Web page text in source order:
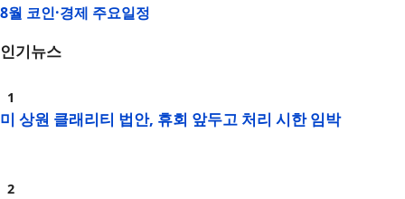
8월 코인·경제 주요일정
인기뉴스
미 상원 클래리티 법안, 휴회 앞두고 처리 시한 임박